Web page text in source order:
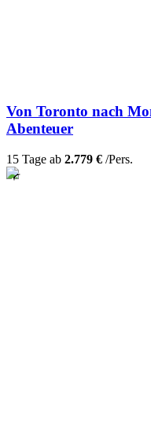
Von Toronto nach
Abenteuer
15 Tage ab 2.779 € /Pers.